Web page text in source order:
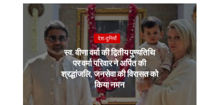
देश-दुनियाँ
स्व. वीणा वर्मा की द्वितीय पुण्यतिथि
पर वर्मा परिवार ने अर्पित की
श्रद्धांजलि, जनसेवा की विरासत को
किया नमन